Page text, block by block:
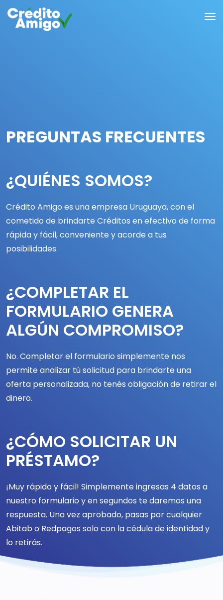
PREGUNTAS FRECUENTES
¿QUIÉNES SOMOS?
Crédito Amigo es una empresa Uruguaya, con el
cometido de brindarte Créditos en efectivo de forma
rápida y fácil, conveniente y acorde a tus
posibilidades.
¿COMPLETAR EL
FORMULARIO GENERA
ALGÚN COMPROMISO?
No. Completar el formulario simplemente nos
permite analizar tú solicitud para brindarte una
oferta personalizada, no tenés obligación de retirar el
dinero.
¿CÓMO SOLICITAR UN
PRÉSTAMO?
¡Muy rápido y fácil! Simplemente ingresas 4 datos a
nuestro formulario y en segundos te daremos una
respuesta. Una vez aprobado, pasas por cualquier
Abitab o Redpagos solo con la cédula de identidad y
lo retirás.